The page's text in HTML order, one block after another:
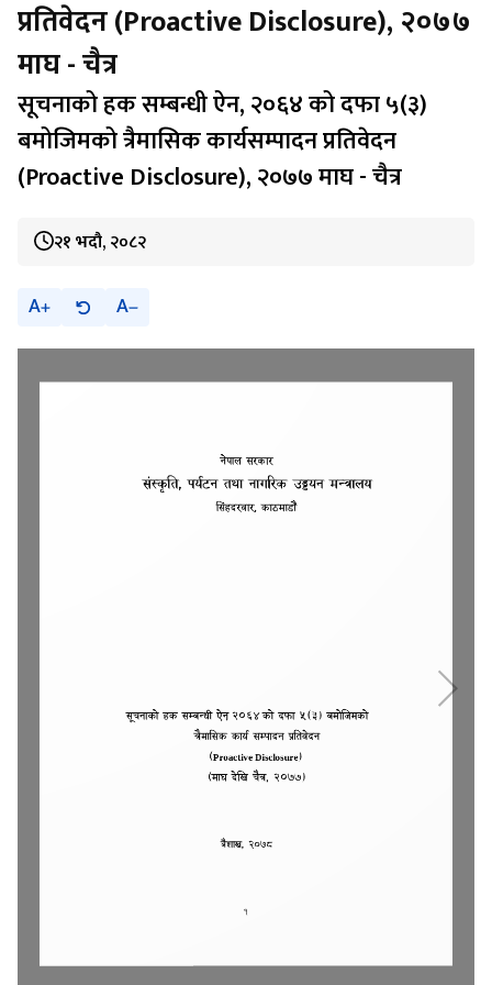
प्रतिवेदन (Proactive Disclosure), २०७७
माघ - चैत्र
सूचनाको हक सम्बन्धी ऐन, २०६४ को दफा ५(३)
बमोजिमको त्रैमासिक कार्यसम्पादन प्रतिवेदन
(Proactive Disclosure), २०७७ माघ - चैत्र
२१ भदौ, २०८२
A A